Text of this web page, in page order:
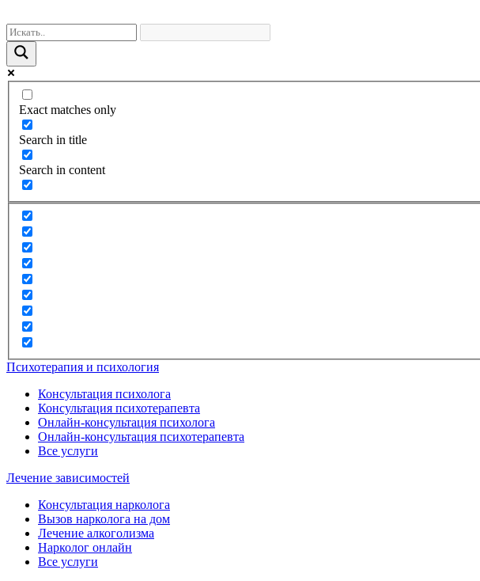
Exact matches only
Search in title
Search in content
Психотерапия и психология
Консультация психолога
Консультация психотерапевта
Онлайн-консультация психолога
Онлайн-консультация психотерапевта
Все услуги
Лечение зависимостей
Консультация нарколога
Вызов нарколога на дом
Лечение алкоголизма
Нарколог онлайн
Все услуги